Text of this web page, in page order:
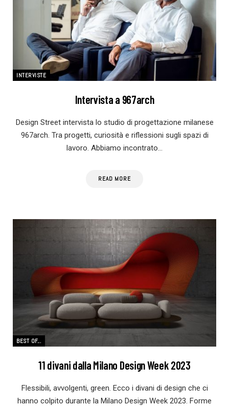
INTERVISTE
Intervista a 967arch
Design Street intervista lo studio di progettazione milanese
967arch. Tra progetti, curiosità e riflessioni sugli spazi di
lavoro. Abbiamo incontrato…
READ MORE
BEST OF...
11 divani dalla Milano Design Week 2023
Flessibili, avvolgenti, green. Ecco i divani di design che ci
hanno colpito durante la Milano Design Week 2023. Forme